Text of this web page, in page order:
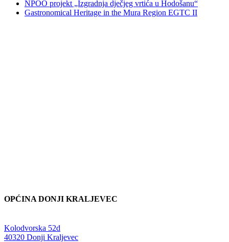
NPOO projekt „Izgradnja dječjeg vrtića u Hodošanu“
Gastronomical Heritage in the Mura Region EGTC II
OPĆINA DONJI KRALJEVEC
Kolodvorska 52d
40320 Donji Kraljevec